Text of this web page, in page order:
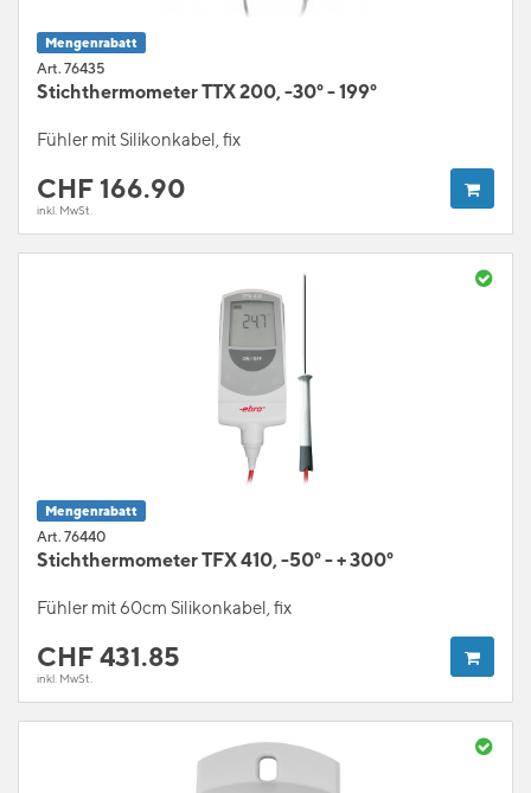
Mengenrabatt
Art. 76435
Stichthermometer TTX 200, -30° - 199°
Fühler mit Silikonkabel, fix
CHF 166.90
inkl. MwSt.
Mengenrabatt
Art. 76440
Stichthermometer TFX 410, -50° - + 300°
Fühler mit 60cm Silikonkabel, fix
CHF431.85
inkl. MwSt.